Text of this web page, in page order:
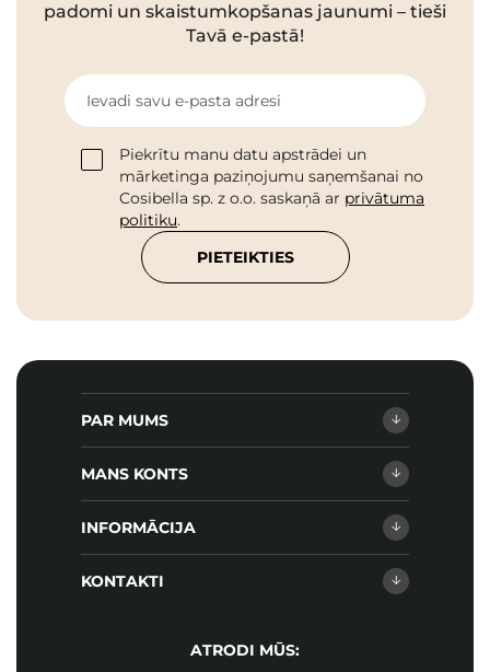
padomi un skaistumkopšanas jaunumi – tieši
Tavā e-pastā!
Ievadi savu e-pasta adresi
Piekrītu manu datu apstrādei un
mārketinga paziņojumu saņemšanai no
Cosibella sp. z o.o. saskaņā ar privātuma
politiku.
PIETEIKTIES
PAR MUMS
MANS KONTS
INFORMĀCIJA
KONTAKTI
ATRODI MŪS: